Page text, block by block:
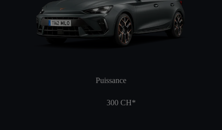
Puissance
300 CH*